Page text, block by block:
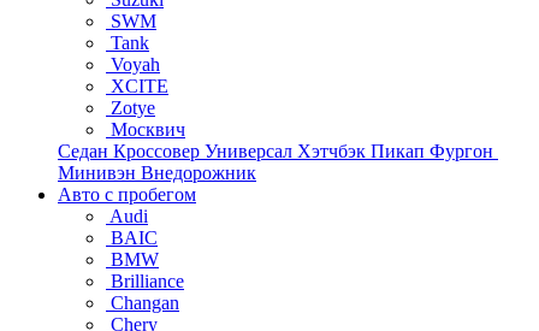
SWM
Tank
Voyah
XCITE
Zotye
Москвич
Седан Кроссовер Универсал Хэтчбэк Пикап Фургон
Минивэн Внедорожник
Авто с пробегом
Audi
BAIC
BMW
Brilliance
Changan
Chery